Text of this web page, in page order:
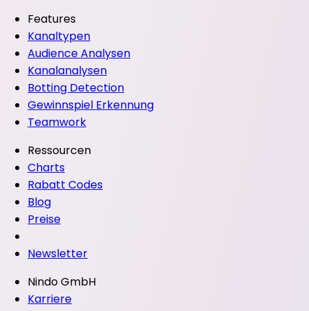
Features
Kanaltypen
Audience Analysen
Kanalanalysen
Botting Detection
Gewinnspiel Erkennung
Teamwork
Ressourcen
Charts
Rabatt Codes
Blog
Preise
Newsletter
Nindo GmbH
Karriere